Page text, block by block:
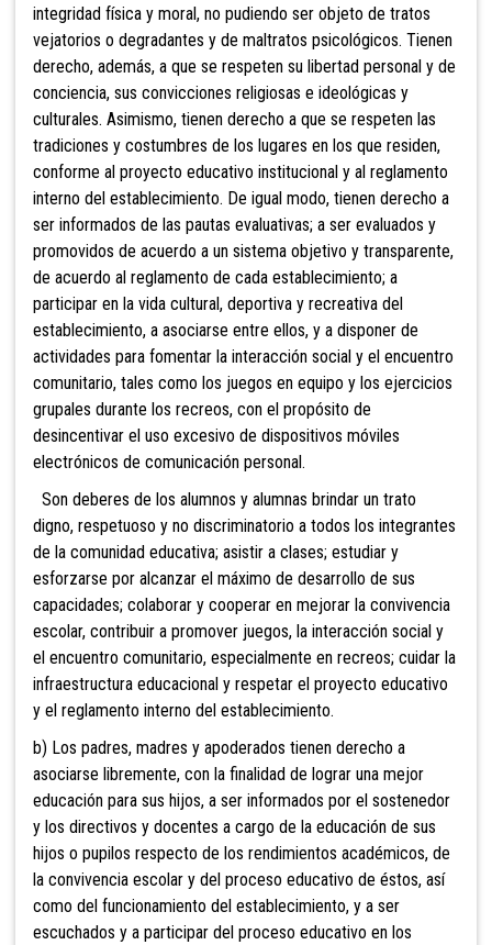
integridad física y moral, no pudiendo ser objeto de tratos
vejatorios o degradantes y de maltratos psicológicos. Tienen
derecho, además, a que se respeten su libertad personal y de
conciencia, sus convicciones religiosas e ideológicas y
culturales. Asimismo, tienen derecho a que se respeten las
tradiciones y costumbres de los lugares en los que residen,
conforme al proyecto educativo institucional y al reglamento
interno del establecimiento. De igual modo, tienen derecho a
ser informados de las pautas evaluativas; a ser evaluados y
promovidos de acuerdo a un sistema objetivo y transparente,
de acuerdo al reglamento de cada establecimiento; a
participar en la vida cultural, deportiva y recreativa del
establecimiento, a asociarse entre ellos, y a disponer de
actividades para fomentar la interacción social y el encuentro
comunitario, tales como los juegos en equipo y los ejercicios
grupales durante los recreos, con el propósito de
desincentivar el uso excesivo de dispositivos móviles
electrónicos de comunicación personal.
Son deberes de los alumnos y alumnas brindar un trato
digno, respetuoso y no discriminatorio a todos los integrantes
de la comunidad educativa; asistir a clases; estudiar y
esforzarse por alcanzar el máximo de desarrollo de sus
capacidades; colaborar y cooperar en mejorar la convivencia
escolar, contribuir a promover juegos, la interacción social y
el encuentro comunitario, especialmente en recreos; cuidar la
infraestructura educacional y respetar el proyecto educativo
y el reglamento interno del establecimiento.
b) Los padres, madres y apoderados tienen derecho a
asociarse libremente, con la finalidad de lograr una mejor
educación para sus hijos, a ser informados por el sostenedor
y los directivos y docentes a cargo de la educación de sus
hijos o pupilos respecto de los rendimientos académicos, de
la convivencia escolar y del proceso educativo de éstos, así
como del funcionamiento del establecimiento, y a ser
escuchados y a participar del proceso educativo en los